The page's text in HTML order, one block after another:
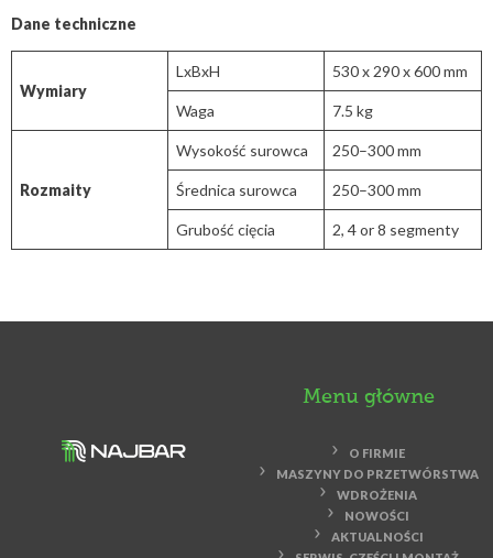
Dane techniczne
Wymiary
LxBxH 530 x 290 x 600 mm
Waga 7.5 kg
Rozmaity
Wysokość surowca 250–300 mm
Średnica surowca 250–300 mm
Grubość cięcia 2, 4 or 8 segmenty
Menu główne
O FIRMIE
MASZYNY DO PRZETWÓRSTWA
WDROŻENIA
NOWOŚCI
AKTUALNOŚCI